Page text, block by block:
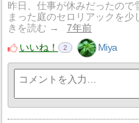
昨日、仕事が休みだったので
まった庭のセロリアックを
きを読む →
7年前
いいね！
2 Miya